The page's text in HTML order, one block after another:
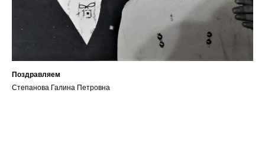
Поздравляем
Степанова Галина Петровна